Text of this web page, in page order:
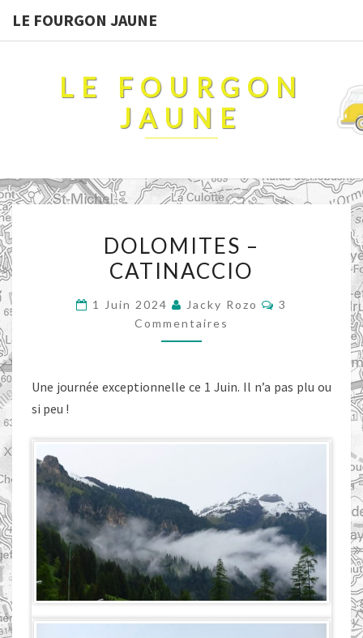
LE FOURGON JAUNE
LE FOURGON
JAUNE
–
CATINACCIO
DOLOMITES –
CATINACCIO
1 Juin 2024 Jacky Rozo
3
Commentaires
Une journée exceptionnelle ce 1 Juin. Il n’a pas plu ou
si peu !